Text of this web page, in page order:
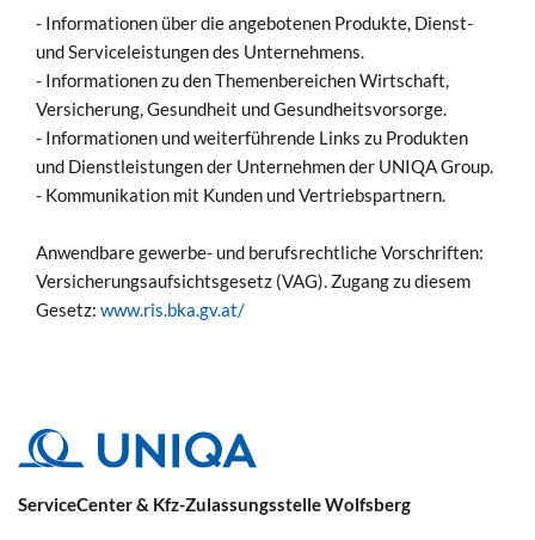
- Informationen über die angebotenen Produkte, Dienst-
und Serviceleistungen des Unternehmens.
- Informationen zu den Themenbereichen Wirtschaft,
Versicherung, Gesundheit und Gesundheitsvorsorge.
- Informationen und weiterführende Links zu Produkten
und Dienstleistungen der Unternehmen der UNIQA Group.
- Kommunikation mit Kunden und Vertriebspartnern.
Anwendbare gewerbe- und berufsrechtliche Vorschriften:
Versicherungsaufsichtsgesetz (VAG). Zugang zu diesem
Gesetz: www.ris.bka.gv.at/
ServiceCenter & Kfz-Zulassungsstelle Wolfsberg